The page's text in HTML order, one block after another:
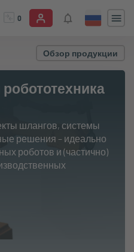
0
Обзор продукции
шлангов, системы
решения – идеально
роботов и (частично)